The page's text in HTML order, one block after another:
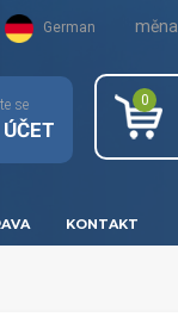
German měna
se 0
KONTAKT